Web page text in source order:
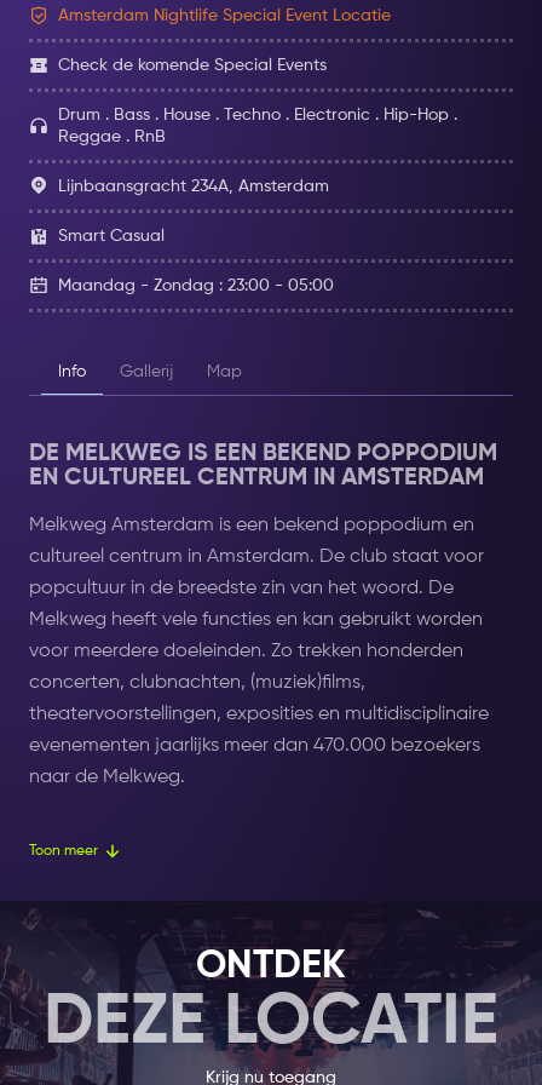
Amsterdam Nightlife Special Event Locatie
Check de komende Special Events
Drum . Bass . House . Techno . Electronic . Hip-Hop .
Reggae . RnB
Lijnbaansgracht 234A, Amsterdam
Smart Casual
Maandag - Zondag : 23:00 - 05:00
Info Gallerij Map
DE MELKWEG IS EEN BEKEND POPPODIUM
EN CULTUREEL CENTRUM IN AMSTERDAM
Melkweg Amsterdam is een bekend poppodium en
cultureel centrum in Amsterdam. De club staat voor
popcultuur in de breedste zin van het woord. De
Melkweg heeft vele functies en kan gebruikt worden
voor meerdere doeleinden. Zo trekken honderden
concerten, clubnachten, (muziek)films,
theatervoorstellingen, exposities en multidisciplinaire
evenementen jaarlijks meer dan 470.000 bezoekers
naar de Melkweg.
Melkweg Amsterdam is gevestigd in het enige
grachtengordel. Dit gebouw was voorheen een
suikerfabriek en later een melkfabriek.
De melkfabriek werd in 1969 gesloten. In de zomer van
1970, werd er in de leegstaande melkfabriek een
cultureel zomerproject voor jongeren opgestart. Dit
Toon meer
ONTDEK
DEZE LOCATIE
Krijg nu toegang